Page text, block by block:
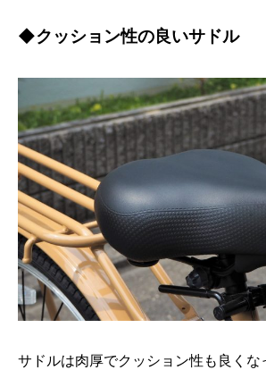
◆クッション性の良いサドル
サドルは肉厚でクッション性も良くな